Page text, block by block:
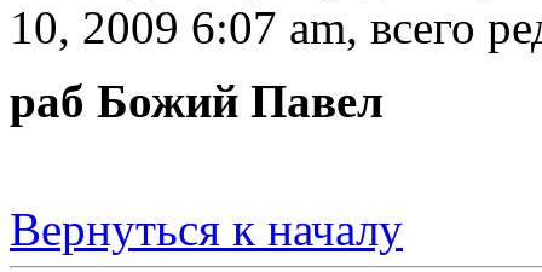
10, 2009 6:07 am, всего
раб Божий Павел
Вернуться к началу